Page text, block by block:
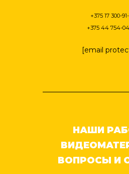
+375 17 300-
+375 44 754-
[email
НАШИ
ВОПРОСЫ И